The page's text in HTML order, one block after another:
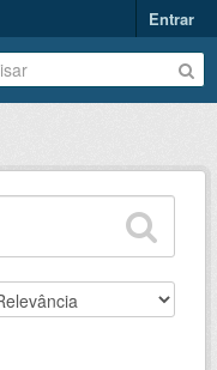
Entrar